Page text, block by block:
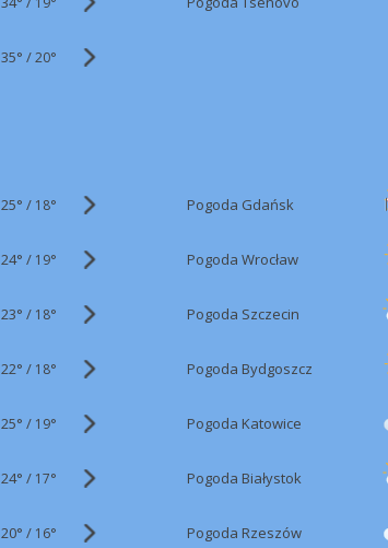
35° /20°
25° / 18° Pogoda Gdańsk
24° / 19° Pogoda Wrocław
23° / 18° Pogoda Szczecin
22° / 18° Pogoda Bydgoszcz
25° / 19° Pogoda Katowice
24° / 17° Pogoda Białystok
20° / 16° Pogoda Rzeszów